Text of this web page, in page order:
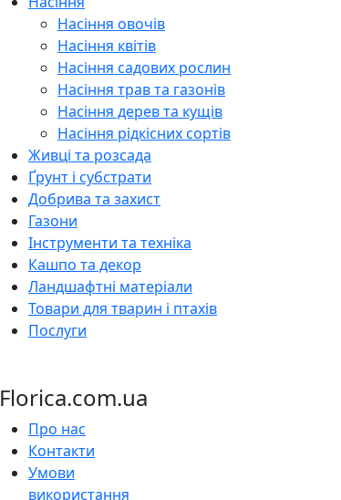
Насіння овочів
Насіння квітів
Насіння садових рослин
Насіння трав та газонів
Насіння дерев та кущів
Насіння рідкісних сортів
Живці та розсада
Ґрунт і субстрати
Добрива та захист
Газони
Інструменти та техніка
Кашпо та декор
Ландшафтні матеріали
Товари для тварин і птахів
Послуги
Florica.com.ua
Про нас
Контакти
Умови
використання